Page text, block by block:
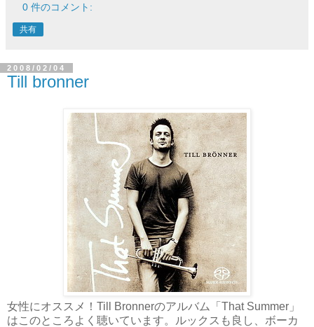
0 件のコメント:
共有
2008/02/04
Till bronner
女性にオススメ！Till Bronnerのアルバム「That Summer」
はこのところよく聴いています。ルックスも良し、ボーカ